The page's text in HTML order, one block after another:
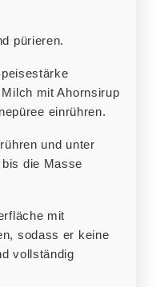
pürieren.
mit Ahornsirup
einrühren.
die Masse
sodass er keine
vollständig